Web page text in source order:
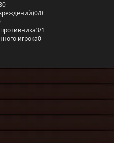
0/0
3/1
игрока0